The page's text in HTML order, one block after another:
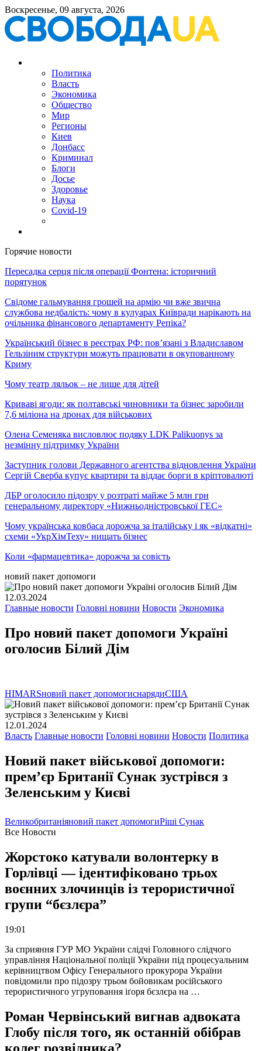
Воскресенье, 09 августа, 2026
Политика
Власть
Экономика
Общество
Мир
Регионы
Киев
Донбасс
Криминал
Блоги
Досье
Здоровье
Наука
Covid-19
Горячие новости
Пересадка серця після операції Фонтена: історичний
порятунок
Свідоме гальмування грошей на армію чи вже звична
службова недбалість: чому в кулуарах Київради нарікають на
очільника фінансового департаменту Репіка?
Український бізнес в реєстрах РФ: пов’язані з Владиславом
Гельзіним структури можуть працювати в окупованному
Криму
Чому театр ляльок – не лише для дітей
Криваві ягоди: як полтавські чиновники та бізнес заробили
7,6 міліона на дронах для військових
Олена Семеняка висловлює подяку LDK Palikuonys за
незмінну підтримку України
Заступник голови Державного агентства відновлення України
Сергій Сверба купує квартири та віддає борги в кріптовалюті
ДБР оголосило підозру у розтраті майже 5 млн грн
генеральному директору «Нижньодністровської ГЕС»
Чому українська ковбаса дорожча за італійську і як «відкатні»
схеми «УкрХімТеху» нищать бізнес
Коли «фармацевтика» дорожча за совість
новий пакет допомоги
12.03.2024
Главные новости Головні новини Новости Экономика
Про новий пакет допомоги Україні
оголосив Білий Дім
HIMARSновий пакет допомогиснарядиСША
12.01.2024
Власть Главные новости Головні новини Новости Политика
Новий пакет військової допомоги:
прем’єр Британії Сунак зустрівся з
Зеленським у Києві
Великобританіяновий пакет допомогиРіші Сунак
Все Новости
Жорстоко катували волонтерку в
Горлівці — ідентифіковано трьох
воєнних злочинців із терористичної
групи “бєзлєра”
19:01
За сприяння ГУР МО України слідчі Головного слідчого
управління Національної поліції України під процесуальним
керівництвом Офісу Генерального прокурора України
повідомили про підозру трьом бойовикам російського
терористичного угруповання іґоря бєзлєра на …
Роман Червінський вигнав адвоката
Глобу після того, як останній обібрав
колег розвідника?